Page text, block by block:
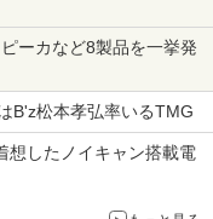
ーカなど8製品を一挙発
B'z松本孝弘率いるTMG
想したノイキャン搭載電